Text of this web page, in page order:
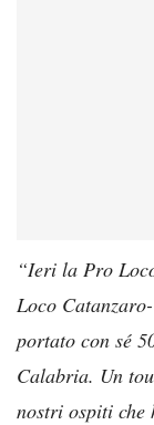
“Ieri la Pro
Loco
portato con sé
Calabria. Un
nostri ospiti che